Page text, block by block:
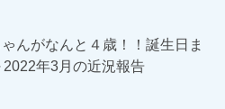
んがなんと４歳！！誕生日ま
年3月の近況報告